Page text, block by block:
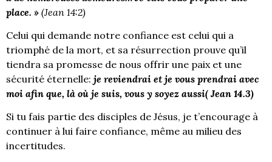
place. » (Jean 14:2)
Celui qui demande notre confiance est celui qui a
triomphé de la mort, et sa résurrection prouve qu’il
tiendra sa promesse de nous offrir une paix et une
sécurité éternelle: je reviendrai et je vous prendrai avec
moi afin que, là où je suis, vous y soyez aussi( Jean 14.3)
Si tu fais partie des disciples de Jésus, je t’encourage à
continuer à lui faire confiance, même au milieu des
incertitudes.